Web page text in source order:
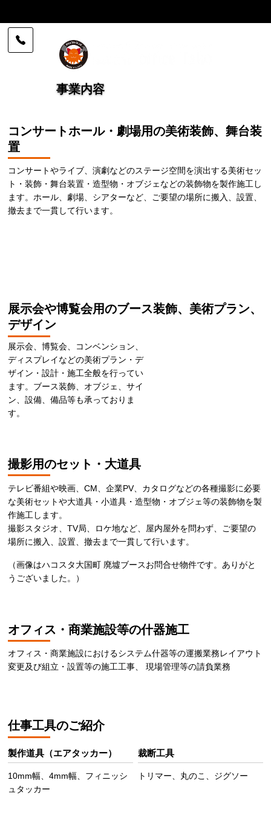
仕事工具のご紹介
製作道具（エアタッカー）
10mm幅、4mm幅、フィニッシ
ュタッカー
裁断工具
トリマー、丸のこ、ジグソー
オフィス・商業施設等の什器施工
オフィス・商業施設におけるシステム什器等の運搬業務レイアウト
変更及び組立・設置等の施工工事、 現場管理等の請負業務
撮影用のセット・大道具
テレビ番組や映画、CM、企業PV、カタログなどの各種撮影に必要
な美術セットや大道具・小道具・造型物・オブジェ等の装飾物を製
作施工します。
撮影スタジオ、TV局、ロケ地など、屋内屋外を問わず、ご要望の
場所に搬入、設置、撤去まで一貫して行います。
（画像はハコスタ大国町 廃墟ブースお問合せ物件です。ありがと
うございました。）
展示会や博覧会用のブース装飾、美術プラン、
デザイン
展示会、博覧会、コンベンション、
ディスプレイなどの美術プラン・デ
ザイン・設計・施工全般を行ってい
ます。ブース装飾、オブジェ、サイ
ン、設備、備品等も承っておりま
す。
コンサートホール・劇場用の美術装飾、舞台装
置
コンサートやライブ、演劇などのステージ空間を演出する美術セッ
ト・装飾・舞台装置・造型物・オブジェなどの装飾物を製作施工し
ます。ホール、劇場、シアターなど、ご要望の場所に搬入、設置、
撤去まで一貫して行います。
事業内容